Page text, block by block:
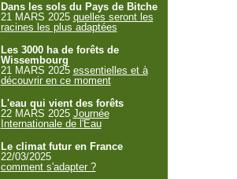
Dans les sols du Pays de Bitche
21 MARS 2025 quelles seront les
racines les plus adaptées
Les 3000 ha de forêts de
Wissembourg
21 MARS 2025 essentielles et à
découvrir en ce moment
L'eau qui vient des forêts
22 MARS 2025 Journée
Internationale de l'Eau
Le climat futur en France
22/03/2025
comment s'adapter ?